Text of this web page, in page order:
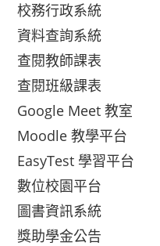
校務行政系統
資料查詢系統
查閱教師課表
查閱班級課表
Google Meet 教室
Moodle 教學平台
EasyTest 學習平台
數位校園平台
圖書資訊系統
獎助學金公告